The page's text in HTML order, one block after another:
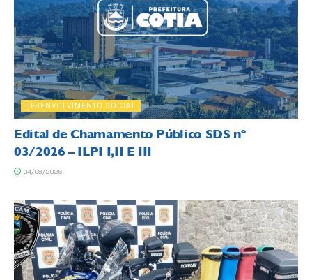
DESENVOLVIMENTO SOCIAL
Edital de Chamamento Público SDS nº
03/2026 – ILPI I,II E III
04/08/2026